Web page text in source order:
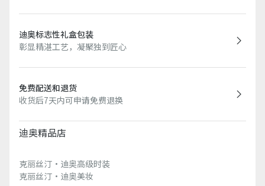
迪奥标志性礼盒包装
彰显精湛工艺，凝聚独到匠心
免费配送和退货
收货后7天内可申请免费退换
迪奥精品店
克丽丝汀·迪奥高级时装
克丽丝汀·迪奥美妆